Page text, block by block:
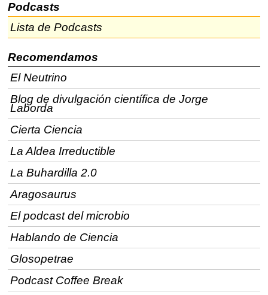
Podcasts
Lista de Podcasts
Recomendamos
El Neutrino
Blog de divulgación científica de Jorge
Laborda
Cierta Ciencia
La Aldea Irreductible
La Buhardilla 2.0
Aragosaurus
El podcast del microbio
Hablando de Ciencia
Glosopetrae
Podcast Coffee Break